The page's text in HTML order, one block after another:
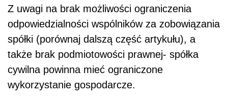
Z uwagi na brak możliwości ograniczenia
odpowiedzialności wspólników za zobowiązania
spółki (porównaj dalszą część artykułu), a
także brak podmiotowości prawnej- spółka
cywilna powinna mieć ograniczone
wykorzystanie gospodarcze.